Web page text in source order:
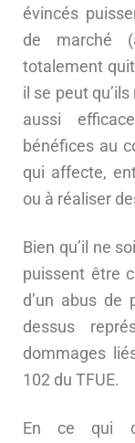
évincés
de marché
totalement
il se peut
aussi
bénéfices au
qui affecte,
ou à réaliser
Bien qu’il ne
puissent être
d’un abus de
dessus
dommages
102 du TFUE.
En ce qui